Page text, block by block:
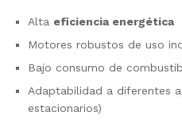
Alta eficiencia energética
Motores robustos de uso
Bajo consumo de
Adaptabilidad a diferentes
estacionarios)